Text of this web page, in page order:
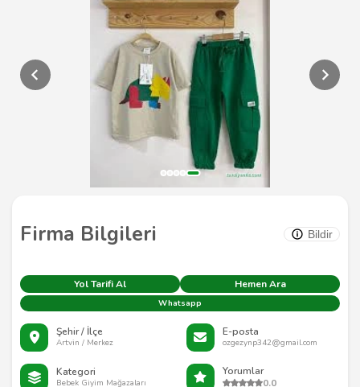
Firma Bilgileri Bildir
Yol Tarifi Al Hemen Ara
Whatsapp
Şehir / İlçe
Artvin / Merkez
E-posta
ozgezynp342@gmail.com
Kategori
Bebek Giyim Mağazaları
Yorumlar
0.0